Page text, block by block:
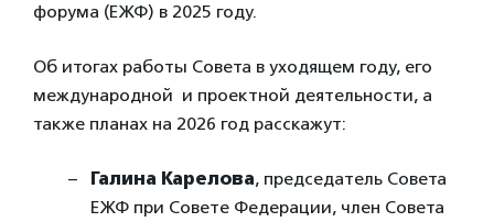
форума (ЕЖФ) в 2025 году.
Об итогах работы Совета в уходящем году, его
международной и проектной деятельности, а
также планах на 2026 год расскажут:
Галина Карелова, председатель Совета
ЕЖФ при Совете Федерации, член Совета